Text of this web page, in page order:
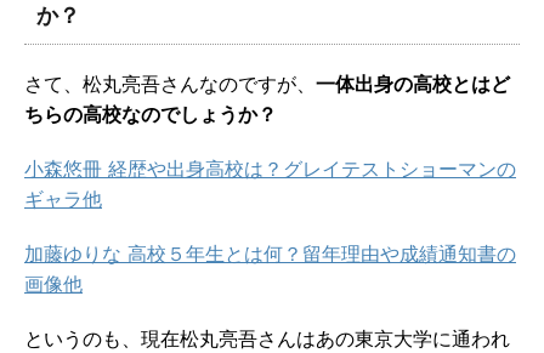
か？
さて、松丸亮吾さんなのですが、 一体出身の高校とはど
ちらの高校なのでしょうか？
小森悠冊 経歴や出身高校は？グレイテストショーマンの
ギャラ他
加藤ゆりな 高校５年生とは何？留年理由や成績通知書の
画像他
というのも、現在松丸亮吾さんはあの東京大学に通われ